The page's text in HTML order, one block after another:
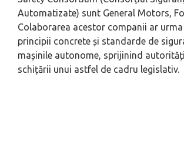
Automatizate) sunt General Motors,
Colaborarea acestor companii ar
principii concrete și standarde de
mașinile autonome, sprijinind
schițării unui astfel de cadru legislativ.